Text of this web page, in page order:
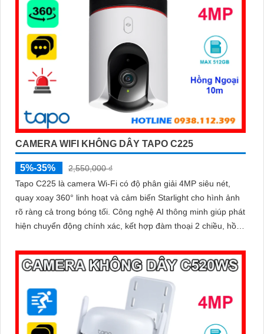
CAMERA WIFI KHÔNG DÂY TAPO C225
5%-35%
2,550,000 ₫
Tapo C225 là camera Wi-Fi có độ phân giải 4MP siêu nét,
quay xoay 360° linh hoạt và cảm biến Starlight cho hình ảnh
rõ ràng cả trong bóng tối. Công nghệ AI thông minh giúp phát
hiện chuyển động chính xác, kết hợp đàm thoại 2 chiều, hồng
giải pháp an ninh toàn diện, với khe cắm thẻ nhớ hỗ trợ tới
512GB lưu trữ lâu dài